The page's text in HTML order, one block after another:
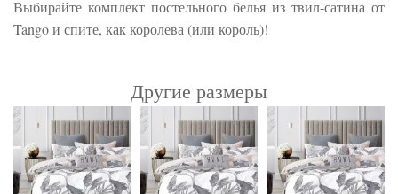
Выбирайте комплект постельного белья из твил-сатина от
Tango и спите, как королева (или король)!
Другие размеры